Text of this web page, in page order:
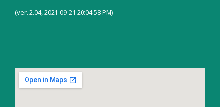
(ver. 2.04, 2021-09-21 20:04:58 PM)